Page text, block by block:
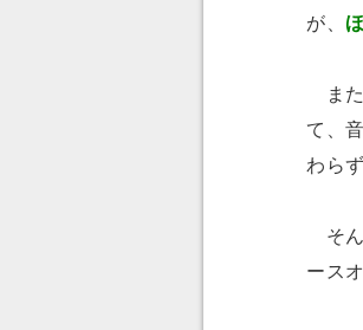
が、
また
て、
わらず
そん
ース